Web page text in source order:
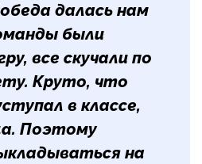
далась нам
были
все скучали по
Круто, что
в классе,
Поэтому
на